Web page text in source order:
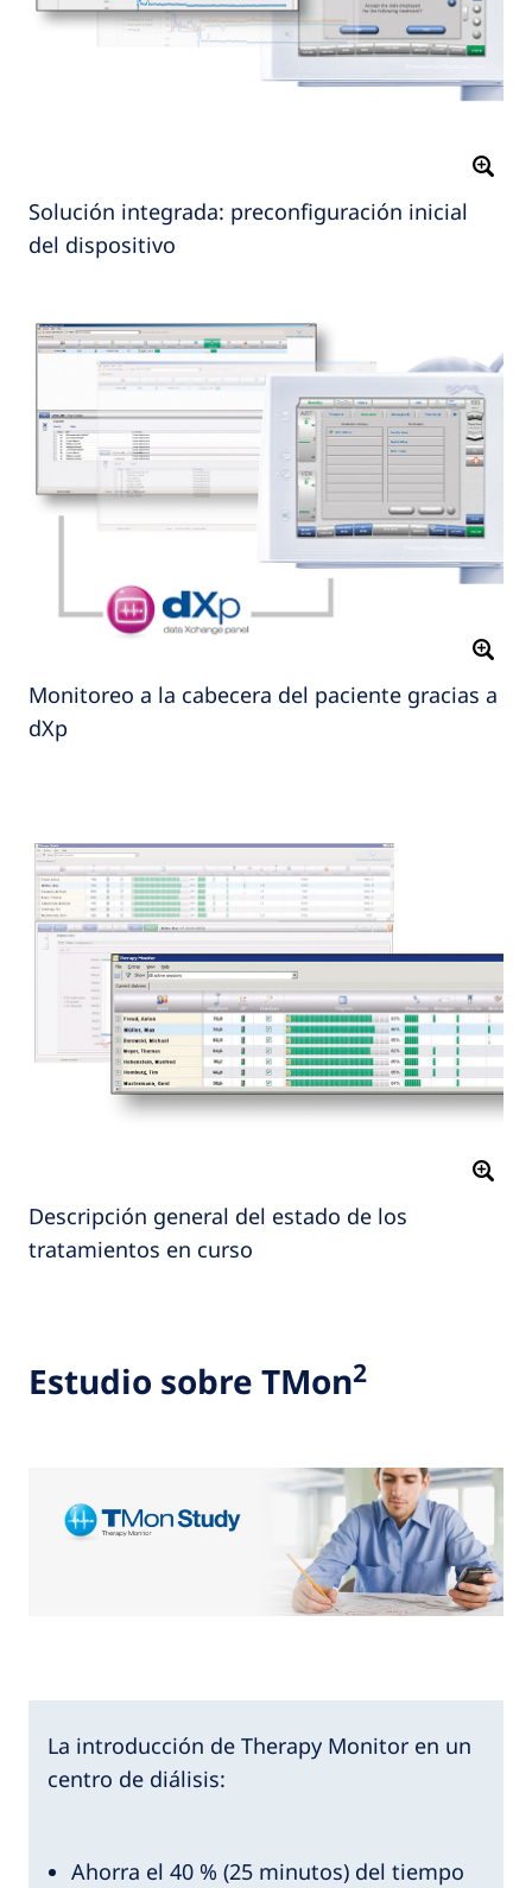
Solución integrada: preconfiguración inicial
del dispositivo
Monitoreo a la cabecera del paciente gracias a
dXp
Descripción general del estado de los
tratamientos en curso
Estudio sobre TMon2
La introducción de Therapy Monitor en un
centro de diálisis:
Ahorra el 40 % (25 minutos) del tiempo